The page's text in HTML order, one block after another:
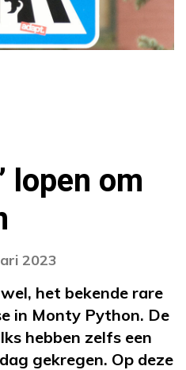
lopen om
2023
het bekende rare
in Monty Python. De
hebben zelfs een
gekregen. Op deze